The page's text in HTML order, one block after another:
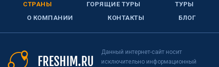
СТРАНЫ ГОРЯЩИЕ ТУРЫ
ТУРЫ
О КОМПАНИИ
КОНТАКТЫ БЛОГ
Данный интернет-сайт носит
исключительно информационный